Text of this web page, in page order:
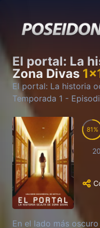
El portal: La
Zona Divas 1x
El portal: La historia
Temporada 1 -
81
En el lado más